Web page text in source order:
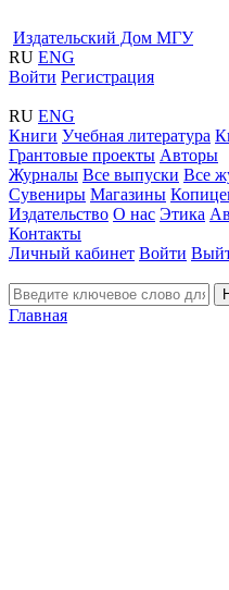
Издательский Дом МГУ
RU ENG
Войти Регистрация
RU ENG
Книги Учебная литература
Грантовые проекты Авторы
Журналы Все выпуски Все
Сувениры Магазины
Издательство О нас Этика
Контакты
Личный кабинет Войти
Главная